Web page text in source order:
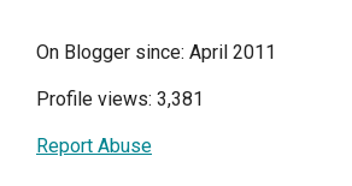
On Blogger since: April 2011
Profile views: 3,381
Report Abuse